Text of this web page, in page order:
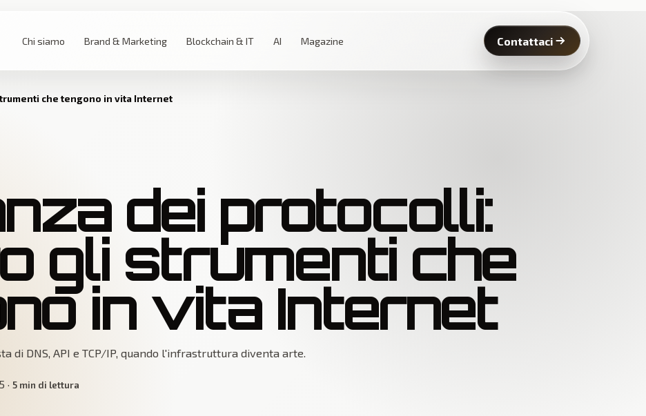
Chi siamo Brand & Marketing Blockchain & IT AI Magazine Contattaci
che tengono in vita Internet
dei protocolli:
gli strumenti che
in vita Internet
di DNS, API e TCP/IP, quando l'infrastruttura diventa arte.
· 5 min di lettura